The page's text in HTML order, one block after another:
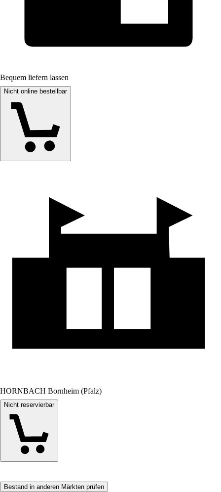
Bequem liefern lassen
Nicht online bestellbar
HORNBACH Bornheim (Pfalz)
Nicht reservierbar
Bestand in anderen Märkten prüfen